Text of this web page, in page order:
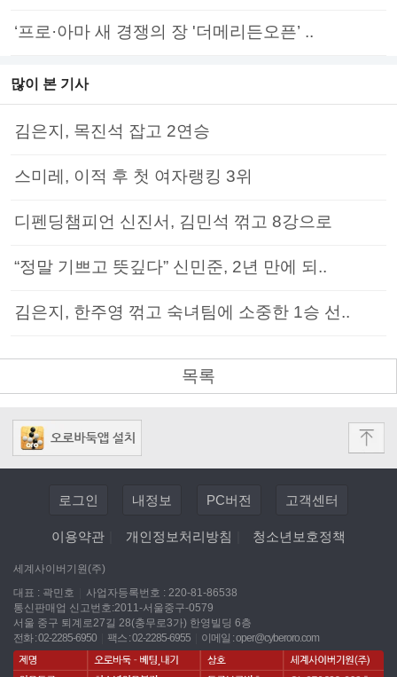
‘프로·아마 새 경쟁의 장 '더메리든오픈’ ..
많이 본 기사
김은지, 목진석 잡고 2연승
스미레, 이적 후 첫 여자랭킹 3위
디펜딩챔피언 신진서, 김민석 꺾고 8강으로
“정말 기쁘고 뜻깊다” 신민준, 2년 만에 되..
김은지, 한주영 꺾고 숙녀팀에 소중한 1승 선..
목록
로그인 내정보 PC버전 고객센터
이용약관 개인정보처리방침 청소년보호정책
세계사이버기원(주)
대표 : 곽민호
사업자등록번호 : 220-81-86538
통신판매업 신고번호:2011-서울중구-0579
서울 중구 퇴계로27길 28(충무로3가) 한영빌딩 6층
전화 : 02-2285-6950
팩스 : 02-2285-6955 이메일 :oper@cyberoro.com